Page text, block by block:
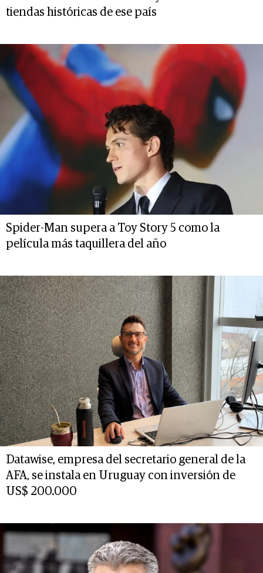
tiendas históricas de ese país
Spider-Man supera a Toy Story 5 como la
película más taquillera del año
Datawise, empresa del secretario general de la
AFA, se instala en Uruguay con inversión de
US$ 200.000